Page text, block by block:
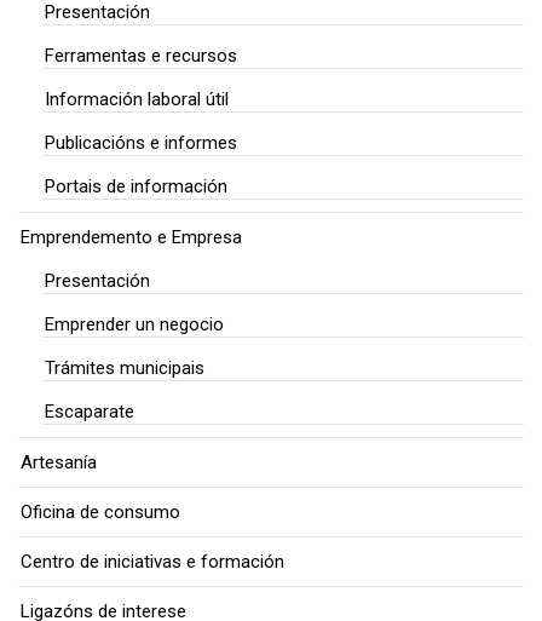
Presentación
Ferramentas e recursos
Información laboral útil
Publicacións e informes
Portais de información
Emprendemento e Empresa
Presentación
Emprender un negocio
Trámites municipais
Escaparate
Artesanía
Oficina de consumo
Centro de iniciativas e formación
Ligazóns de interese